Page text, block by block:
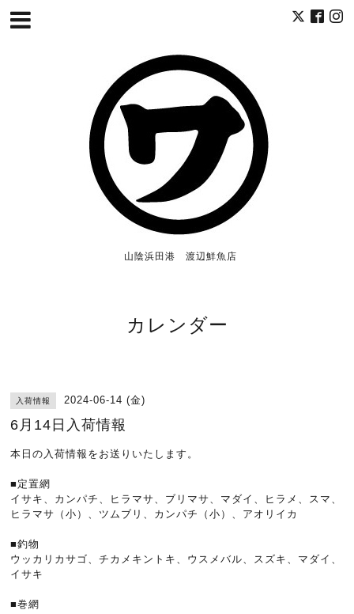
山陰浜田港 渡辺鮮魚店
カレンダー
入荷情報 2024-06-14 (金)
6月14日入荷情報
本日の入荷情報をお送りいたします。
■定置網
イサキ、カンパチ、ヒラマサ、ブリマサ、マダイ、ヒラメ、スマ、
ヒラマサ（小）、ツムブリ、カンパチ（小）、アオリイカ
■釣物
ウッカリカサゴ、チカメキントキ、ウスメバル、スズキ、マダイ、
イサキ
■巻網